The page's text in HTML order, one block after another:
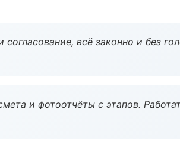
всё законно и без
и фотоотчёты с этапов.